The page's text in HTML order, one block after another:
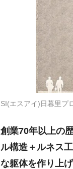
SI(エスアイ)日暮里プ
創業70年以上の
ル構造＋ルネス
な躯体を作り上